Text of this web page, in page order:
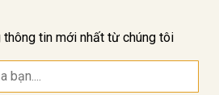
tin mới nhất từ chúng tôi